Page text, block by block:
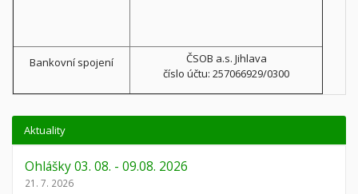
Bankovní spojení
ČSOB a.s. Jihlava
číslo účtu: 257066929/0300
Aktuality
Ohlášky 03. 08. - 09.08. 2026
21. 7. 2026